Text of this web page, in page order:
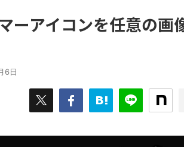
ーアイコンを任意の
6日